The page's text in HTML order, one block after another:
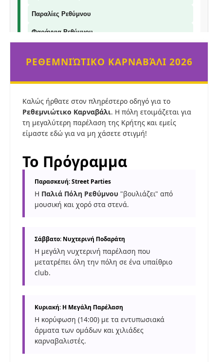
Παραλίες Ρεθύμνου
Φαράγγια Ρεθύμνου
📞 Επικοινωνία
© 2026 Explorer Rethymno - Οδηγός για το Ρέθυμνο |explorer
ρέθυμνο
ΡΕΘΕΜΝΙΏΤΙΚΟ ΚΑΡΝΑΒΆΛΙ 2026
Καλώς ήρθατε στον πληρέστερο οδηγό για το
Ρεθεμνιώτικο Καρναβάλι. Η πόλη ετοιμάζεται για
τη μεγαλύτερη παρέλαση της Κρήτης και εμείς
είμαστε εδώ για να μη χάσετε στιγμή!
Το Πρόγραμμα
Παρασκευή: Street Parties
Η Παλιά Πόλη Ρεθύμνου "βουλιάζει" από
μουσική και χορό στα στενά.
Σάββατο: Νυχτερινή Ποδαράτη
Η μεγάλη νυχτερινή παρέλαση που
μετατρέπει όλη την πόλη σε ένα υπαίθριο
club.
Κυριακή: Η Μεγάλη Παρέλαση
Η κορύφωση (14:00) με τα εντυπωσιακά
άρματα των ομάδων και χιλιάδες
καρναβαλιστές.